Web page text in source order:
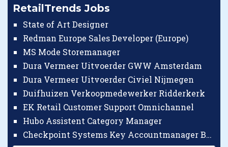
RetailTrends Jobs
State of Art Designer
Redman Europe Sales Developer (Europe)
MS Mode Storemanager
Dura Vermeer Uitvoerder GWW Amsterdam
Dura Vermeer Uitvoerder Civiel Nijmegen
Duifhuizen Verkoopmedewerker Ridderkerk
EK Retail Customer Support Omnichannel
Hubo Assistent Category Manager
Checkpoint Systems Key Accountmanager Benelux